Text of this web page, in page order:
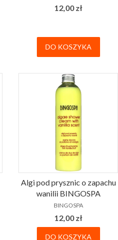
Cena
12,00 zł
DO KOSZYKA
Algi pod prysznic o zapachu
wanilii BINGOSPA
PRODUCENT
BINGOSPA
Cena
12,00 zł
DO KOSZYKA